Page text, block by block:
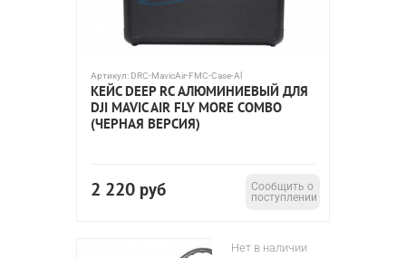
Артикул: DRC-MavicAir-FMC-Case-Al
КЕЙС DEEP RC АЛЮМИНИЕВЫЙ ДЛЯ
DJI MAVIC AIR FLY MORE COMBO
(ЧЕРНАЯ ВЕРСИЯ)
2 220 руб
Сообщить о
поступлении
Нет в наличии